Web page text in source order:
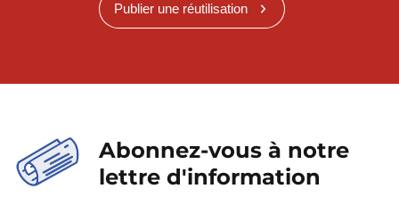
Publier une réutilisation
Abonnez-vous à notre
lettre d'information